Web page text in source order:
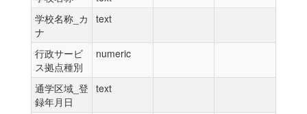
学校名称_カ
ナ
text
行政サービ
ス拠点種別
numeric
通学区域_登
録年月日
text